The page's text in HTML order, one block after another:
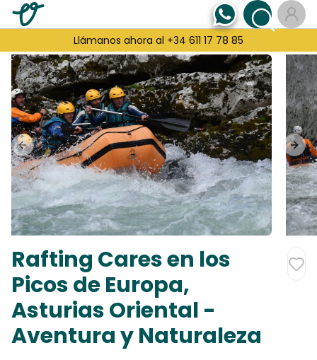
Llámanos ahora al +34 611 17 78 85
Previous slide
Rafting Cares en los
Picos de Europa,
Asturias Oriental -
Aventura y Naturaleza